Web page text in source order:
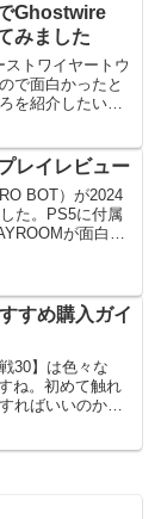
Ghostwire
みました
トワイヤートウ
で面白かったと
を紹介したいと
の対応...
レイレビュー
BOT）が2024
た。PS5に付属
が面白か
すめ購入ガイ
30】は色々な
ね。初めて触れ
ればいいのか分